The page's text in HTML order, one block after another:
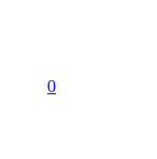
0